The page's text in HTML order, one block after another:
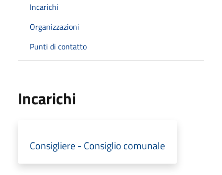
Incarichi
Organizzazioni
Punti di contatto
Incarichi
Consigliere - Consiglio comunale